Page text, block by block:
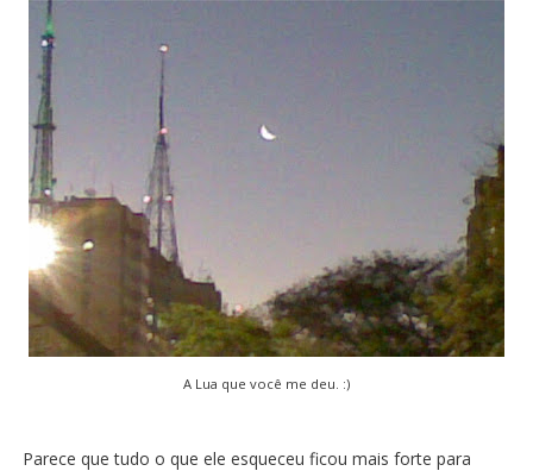
A Lua que você me deu. :)
Parece que tudo o que ele esqueceu ficou mais forte para